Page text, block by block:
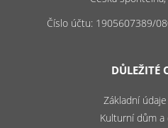
Číslo účtu: 1905607389/
DŮLEŽITÉ
Základní
Kulturní dům